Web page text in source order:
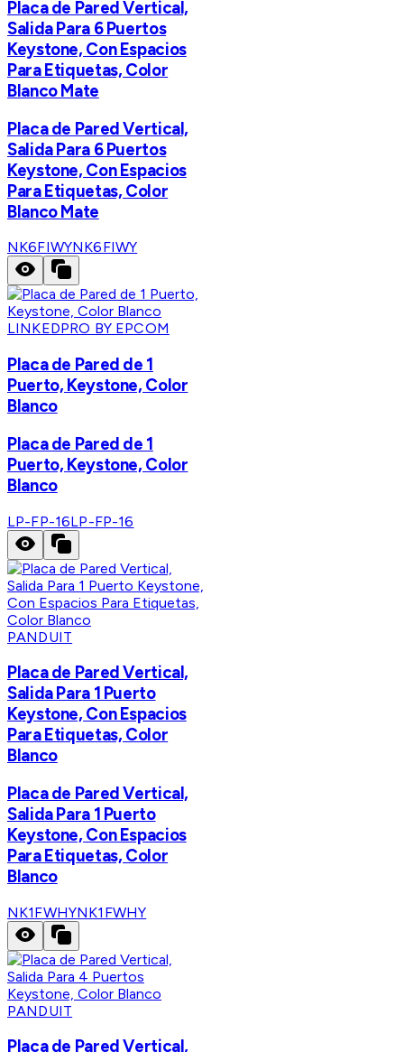
Placa de Pared Vertical,
Salida Para 6 Puertos
Keystone, Con Espacios
Para Etiquetas, Color
Blanco Mate
Placa de Pared Vertical,
Salida Para 6 Puertos
Keystone, Con Espacios
Para Etiquetas, Color
Blanco Mate
NK6FIWYNK6FIWY
LINKEDPRO BY EPCOM
Placa de Pared de 1
Puerto, Keystone, Color
Blanco
Placa de Pared de 1
Puerto, Keystone, Color
Blanco
LP-FP-16LP-FP-16
PANDUIT
Placa de Pared Vertical,
Salida Para 1 Puerto
Keystone, Con Espacios
Para Etiquetas, Color
Blanco
Placa de Pared Vertical,
Salida Para 1 Puerto
Keystone, Con Espacios
Para Etiquetas, Color
Blanco
NK1FWHYNK1FWHY
PANDUIT
Placa de Pared Vertical,